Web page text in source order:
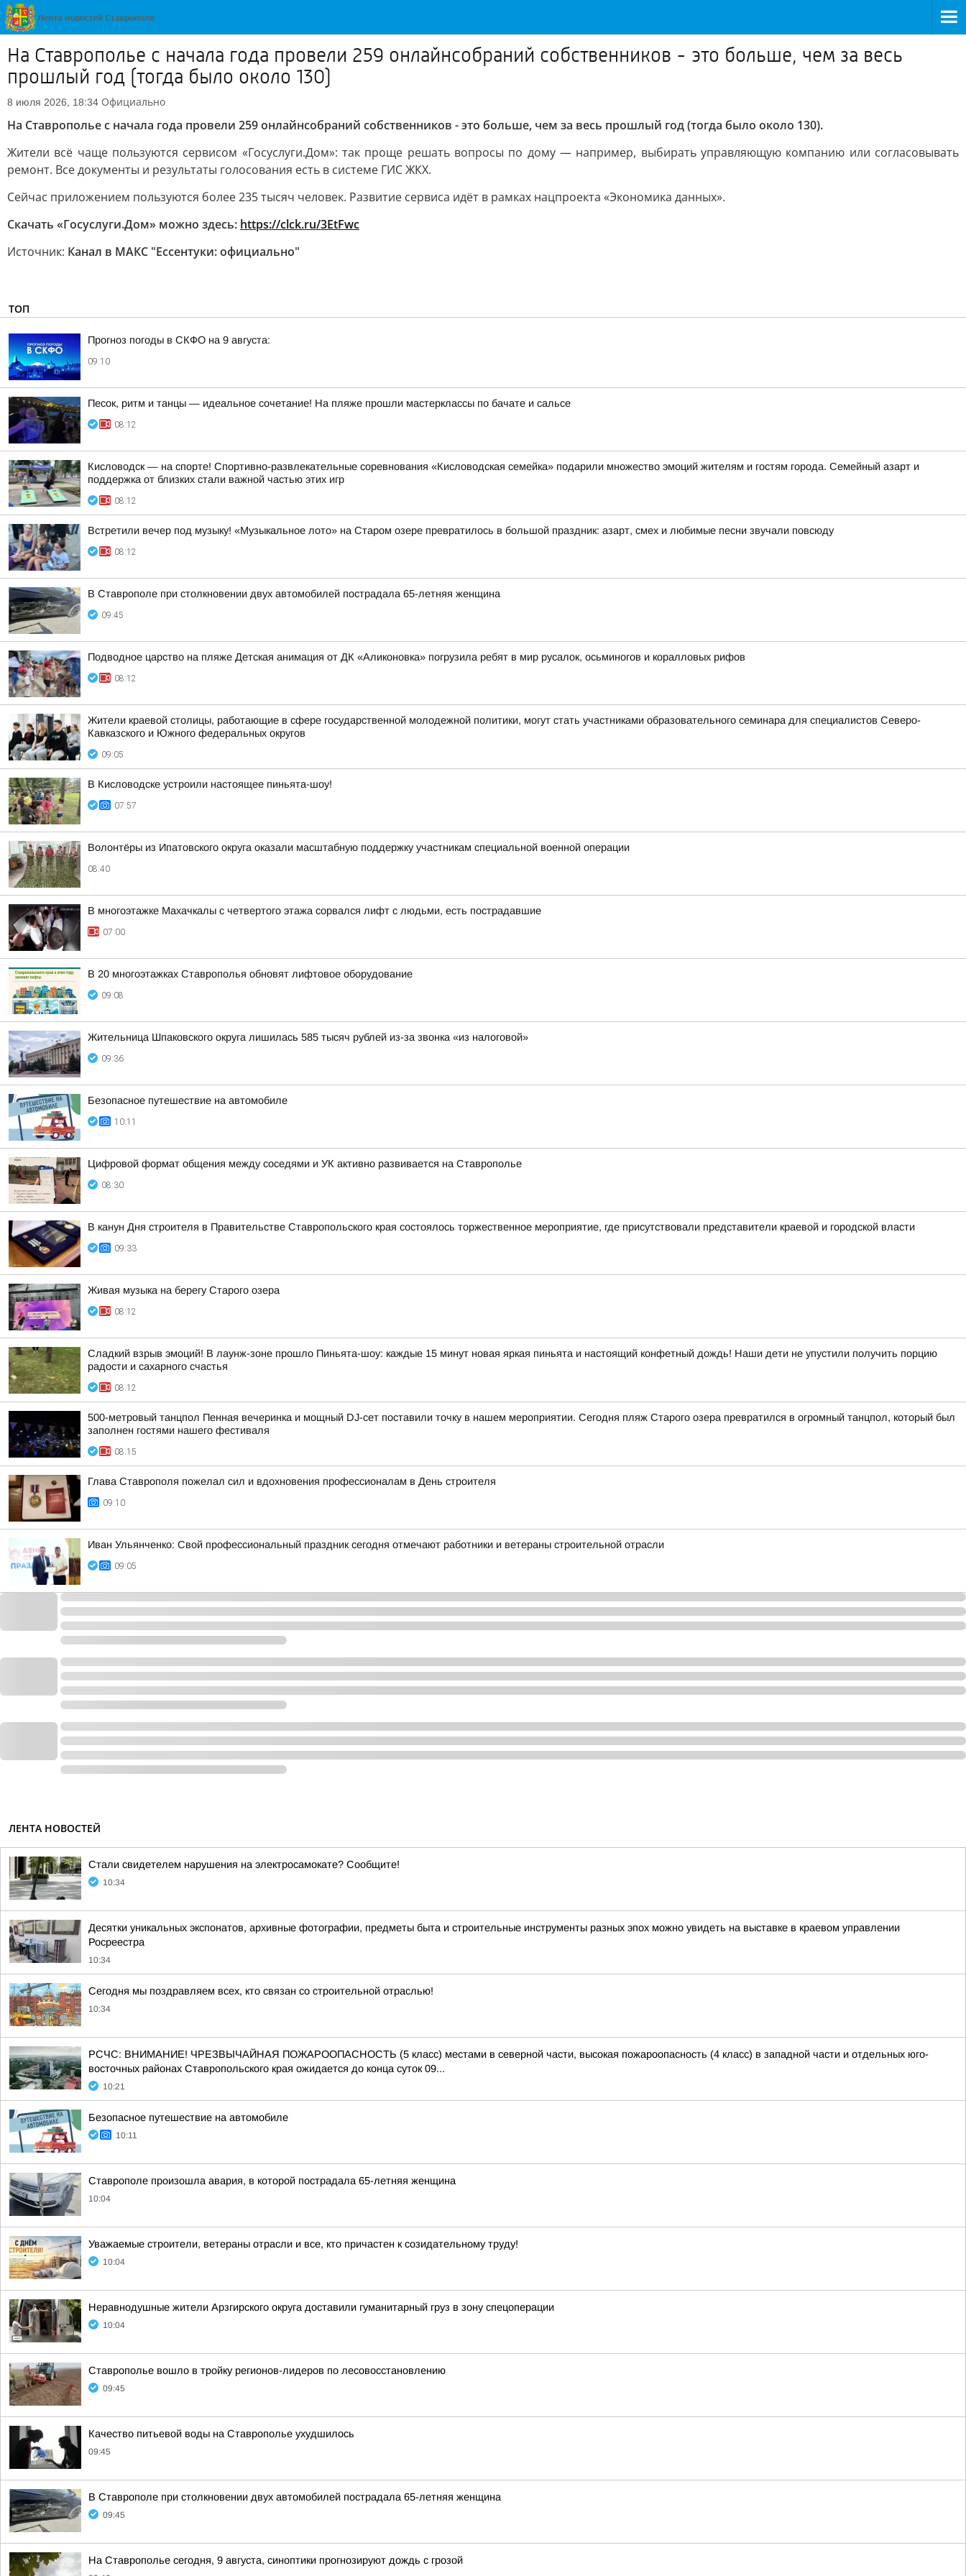
На Ставрополье с начала года провели 259 онлайнсобраний собственников - это больше, чем за весь
прошлый год (тогда было около 130)
8 июля 2026, 18:34 Официально
На Ставрополье с начала года провели 259 онлайнсобраний собственников - это больше, чем за весь прошлый год (тогда было около 130).
Жители всё чаще пользуются сервисом «Госуслуги.Дом»: так проще решать вопросы по дому — например, выбирать управляющую компанию или согласовывать
ремонт. Все документы и результаты голосования есть в системе ГИС ЖКХ.
Сейчас приложением пользуются более 235 тысяч человек. Развитие сервиса идёт в рамках нацпроекта «Экономика данных».
Скачать «Госуслуги.Дом» можно здесь: https://clck.ru/3EtFwc
Источник: Канал в МАКС "Ессентуки: официально"
ТОП
Прогноз погоды в СКФО на 9 августа:
09:10
Песок, ритм и танцы — идеальное сочетание! На пляже прошли мастерклассы по бачате и сальсе
08:12
Кисловодск — на спорте! Спортивно-развлекательные соревнования «Кисловодская семейка» подарили множество эмоций жителям и гостям города. Семейный азарт и
поддержка от близких стали важной частью этих игр
08:12
Встретили вечер под музыку! «Музыкальное лото» на Старом озере превратилось в большой праздник: азарт, смех и любимые песни звучали повсюду
08:12
В Ставрополе при столкновении двух автомобилей пострадала 65-летняя женщина
09:45
Подводное царство на пляже Детская анимация от ДК «Аликоновка» погрузила ребят в мир русалок, осьминогов и коралловых рифов
08:12
Жители краевой столицы, работающие в сфере государственной молодежной политики, могут стать участниками образовательного семинара для специалистов Северо-
Кавказского и Южного федеральных округов
09:05
В Кисловодске устроили настоящее пиньята-шоу!
07:57
Волонтёры из Ипатовского округа оказали масштабную поддержку участникам специальной военной операции
08:40
В многоэтажке Махачкалы с четвертого этажа сорвался лифт с людьми, есть пострадавшие
07:00
В 20 многоэтажках Ставрополья обновят лифтовое оборудование
09:08
Жительница Шпаковского округа лишилась 585 тысяч рублей из-за звонка «из налоговой»
09:36
Безопасное путешествие на автомобиле
10:11
Цифровой формат общения между соседями и УК активно развивается на Ставрополье
08:30
В канун Дня строителя в Правительстве Ставропольского края состоялось торжественное мероприятие, где присутствовали представители краевой и городской власти
09:33
Живая музыка на берегу Старого озера
08:12
Сладкий взрыв эмоций! В лаунж-зоне прошло Пиньята-шоу: каждые 15 минут новая яркая пиньята и настоящий конфетный дождь! Наши дети не упустили получить порцию
радости и сахарного счастья
08:12
500-метровый танцпол Пенная вечеринка и мощный DJ-сет поставили точку в нашем мероприятии. Сегодня пляж Старого озера превратился в огромный танцпол, который был
заполнен гостями нашего фестиваля
08:15
Глава Ставрополя пожелал сил и вдохновения профессионалам в День строителя
09:10
Иван Ульянченко: Свой профессиональный праздник сегодня отмечают работники и ветераны строительной отрасли
09:05
ЛЕНТА НОВОСТЕЙ
Стали свидетелем нарушения на электросамокате? Сообщите!
10:34
Десятки уникальных экспонатов, архивные фотографии, предметы быта и строительные инструменты разных эпох можно увидеть на выставке в краевом управлении
Росреестра
10:34
Сегодня мы поздравляем всех, кто связан со строительной отраслью!
10:34
РСЧС: ВНИМАНИЕ! ЧРЕЗВЫЧАЙНАЯ ПОЖАРООПАСНОСТЬ (5 класс) местами в северной части, высокая пожароопасность (4 класс) в западной части и отдельных юго-
восточных районах Ставропольского края ожидается до конца суток 09...
10:21
Безопасное путешествие на автомобиле
10:11
Ставрополе произошла авария, в которой пострадала 65-летняя женщина
10:04
Уважаемые строители, ветераны отрасли и все, кто причастен к созидательному труду!
10:04
Неравнодушные жители Арзгирского округа доставили гуманитарный груз в зону спецоперации
10:04
Ставрополье вошло в тройку регионов-лидеров по лесовосстановлению
09:45
Качество питьевой воды на Ставрополье ухудшилось
09:45
В Ставрополе при столкновении двух автомобилей пострадала 65-летняя женщина
09:45
На Ставрополье сегодня, 9 августа, синоптики прогнозируют дождь с грозой